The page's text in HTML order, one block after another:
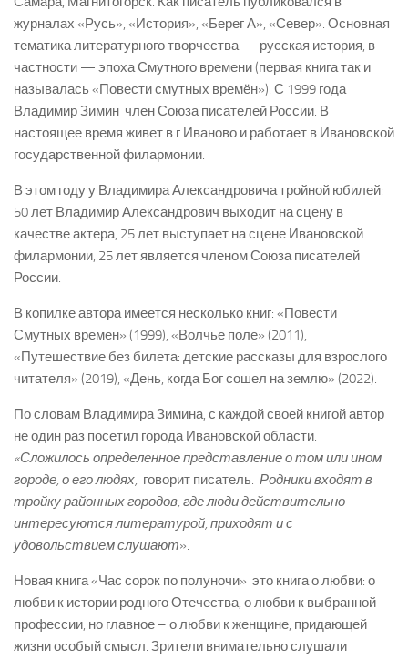
журналах «Русь», «История», «Берег А», «Север». Основная
тематика литературного творчества — русская история, в
частности — эпоха Смутного времени (первая книга так и
называлась «Повести смутных времён»). С 1999 года
Владимир Зимин ­ член Союза писателей России. В
настоящее время живет в г.Иваново и работает в Ивановской
государственной филармонии.
В этом году у Владимира Александровича тройной юбилей:
50 лет Владимир Александрович выходит на сцену в
качестве актера, 25 лет выступает на сцене Ивановской
филармонии, 25 лет является членом Союза писателей
России.
В копилке автора имеется несколько книг: «Повести
Смутных времен» (1999), «Волчье поле» (2011),
«Путешествие без билета: детские рассказы для взрослого
читателя» (2019), «День, когда Бог сошел на землю» (2022).
По словам Владимира Зимина, с каждой своей книгой автор
не один раз посетил города Ивановской области.
«Сложилось определенное представление о том или ином
городе, о его людях, ­ говорит писатель. ­ Родники входят в
тройку районных городов, где люди действительно
интересуются литературой, приходят и с
удовольствием слушают».
Новая книга «Час сорок по полуночи» ­ это книга о любви: о
любви к истории родного Отечества, о любви к выбранной
профессии, но главное – о любви к женщине, придающей
жизни особый смысл. Зрители внимательно слушали